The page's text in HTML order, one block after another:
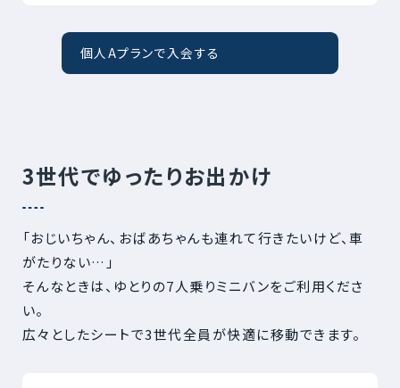
個人Aプランで入会する
3世代でゆったりお出かけ
「おじいちゃん、おばあちゃんも連れて行きたいけど、車
がたりない…」
そんなときは、ゆとりの7人乗りミニバンをご利用くださ
い。
広々としたシートで3世代全員が快適に移動できます。